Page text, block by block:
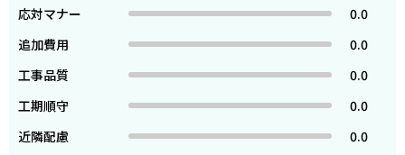
応対マナー
0.0
追加費用
0.0
工事品質
0.0
工期順守
0.0
近隣配慮
0.0